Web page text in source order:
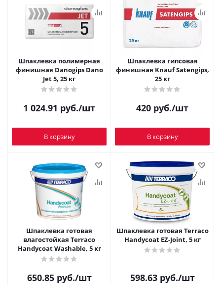
Шпаклевка полимерная
финишная Danogips Dano
Jet 5, 25 кг
1 024.91 руб./шт
В корзину
Шпаклевка гипсовая
финишная Knauf Satengips,
25 кг
420 руб./шт
В корзину
Шпаклевка готовая
влагостойкая Terraco
Handycoat Washable, 5 кг
650.85руб./шт
Шпаклевка готовая Terraco
Handycoat EZ-Joint, 5 кг
598.63руб./шт